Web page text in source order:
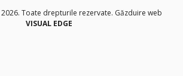
Toate drepturile rezervate. Găzduire web
VISUAL EDGE